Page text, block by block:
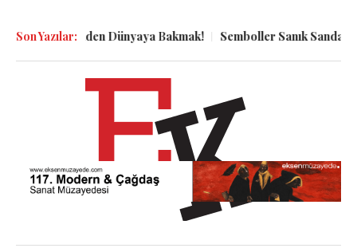
Son Yazılar:
Kuyu Dibinden Dünyaya Bakmak! Semboller Sanık